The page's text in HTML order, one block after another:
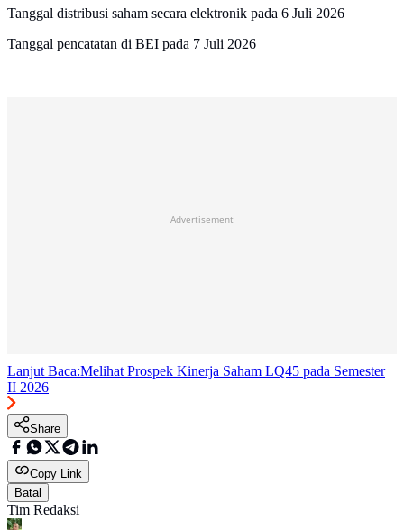
Tanggal distribusi saham secara elektronik pada 6 Juli 2026
Tanggal pencatatan di BEI pada 7 Juli 2026
Advertisement
Lanjut Baca:Melihat Prospek Kinerja Saham LQ45 pada Semester
II 2026
Share
Copy Link
Batal
Tim Redaksi